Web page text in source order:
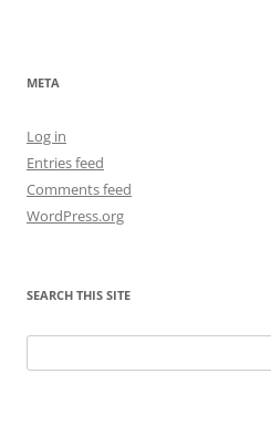
META
Log in
Entries feed
Comments feed
WordPress.org
SEARCH THIS SITE
for: